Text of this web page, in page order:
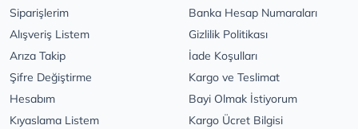
Siparişlerim
Alışveriş Listem
Arıza Takip
Şifre Değiştirme
Hesabım
Kıyaslama Listem
Banka Hesap Numaraları
Gizlilik Politikası
İade Koşulları
Kargo ve Teslimat
Bayi Olmak İstiyorum
Kargo Ücret Bilgisi